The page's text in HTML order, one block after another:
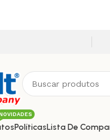
PolíticasLista De